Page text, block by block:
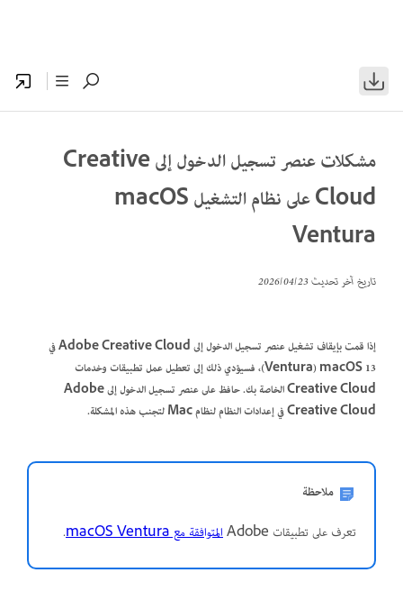
مشكلات عنصر تسجيل الدخول إلى Creative
Cloud على نظام التشغيل macOS
Ventura
تاريخ آخر تحديث23‏/04‏/2026
إذا قمت بإيقاف تشغيل عنصر تسجيل الدخول إلى Adobe Creative Cloud في
macOS 13‏ (Ventura)، فسيؤدي ذلك إلى تعطيل عمل تطبيقات وخدمات
Creative Cloud الخاصة بك. حافظ على عنصر تسجيل الدخول إلى Adobe
Creative Cloud في إعدادات النظام لنظام Mac لتجنب هذه المشكلة.
ملاحظة
تعرف على تطبيقات Adobe
المتوافقة مع macOS Ventura .